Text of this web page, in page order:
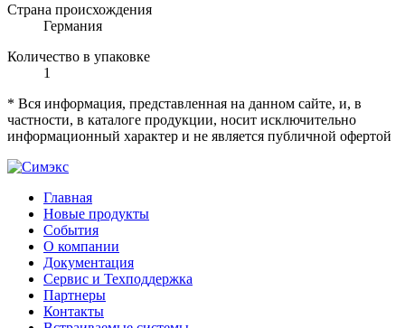
Страна происхождения
Германия
Количество в упаковке
1
* Вся информация, представленная на данном сайте, и, в
частности, в каталоге продукции, носит исключительно
информационный характер и не является публичной офертой
Главная
Новые продукты
События
О компании
Документация
Сервис и Техподдержка
Партнеры
Контакты